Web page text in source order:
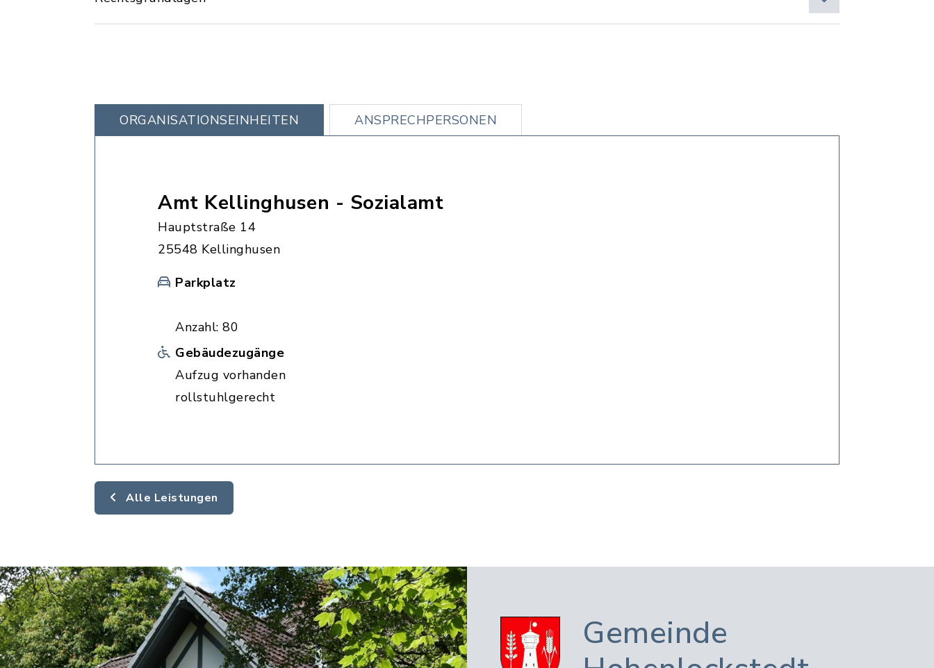
ORGANISATIONS­EINHEITEN ANSPRECHPERSONEN
Amt Kellinghusen - Sozialamt
Hauptstraße 14
25548 Kellinghusen
Parkplatz
Anzahl: 80
Gebäudezugänge
Aufzug vorhanden
rollstuhlgerecht
Alle Leistungen
Gemeinde